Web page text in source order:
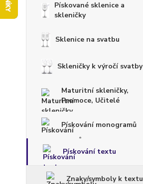
Pískované sklenice a
skleničky
Sklenice na svatbu
Skleničky k výročí svatby
Maturitní skleničky,
Promoce, Učitelé
Pískování monogramů
Pískování textu
Znaky/symboly k textu